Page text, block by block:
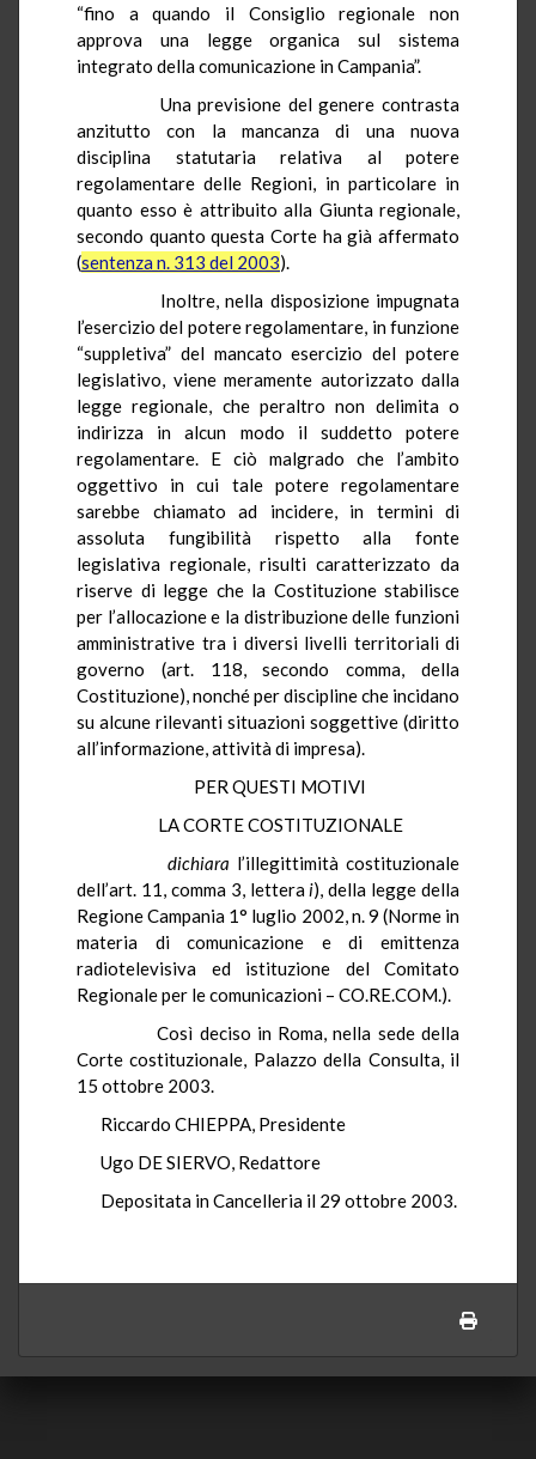
“fino a quando il Consiglio regionale non
approva una legge organica sul sistema
integrato della comunicazione in Campania”.
Una previsione del genere contrasta
anzitutto con la mancanza di una nuova
disciplina statutaria relativa al potere
regolamentare delle Regioni, in particolare in
quanto esso è attribuito alla Giunta regionale,
secondo quanto questa Corte ha già affermato
(sentenza n. 313 del 2003).
Inoltre, nella disposizione impugnata
l’esercizio del potere regolamentare, in funzione
“suppletiva” del mancato esercizio del potere
legislativo, viene meramente autorizzato dalla
legge regionale, che peraltro non delimita o
indirizza in alcun modo il suddetto potere
regolamentare. E ciò malgrado che l’ambito
oggettivo in cui tale potere regolamentare
sarebbe chiamato ad incidere, in termini di
assoluta fungibilità rispetto alla fonte
legislativa regionale, risulti caratterizzato da
riserve di legge che la Costituzione stabilisce
per l’allocazione e la distribuzione delle funzioni
amministrative tra i diversi livelli territoriali di
governo (art. 118, secondo comma, della
Costituzione), nonché per discipline che incidano
su alcune rilevanti situazioni soggettive (diritto
all’informazione, attività di impresa).
PER QUESTI MOTIVI
LA CORTE COSTITUZIONALE
dichiara l’illegittimità costituzionale
dell’art. 11, comma 3, letterai), della legge della
Regione Campania 1° luglio 2002, n. 9 (Norme in
materia di comunicazione e di emittenza
radiotelevisiva ed istituzione del Comitato
Regionale per le comunicazioni – CO.RE.COM.).
Così deciso in Roma, nella sede della
Corte costituzionale, Palazzo della Consulta, il
15 ottobre 2003.
Riccardo CHIEPPA, Presidente
Ugo DE SIERVO, Redattore
Depositata in Cancelleria il 29 ottobre 2003.